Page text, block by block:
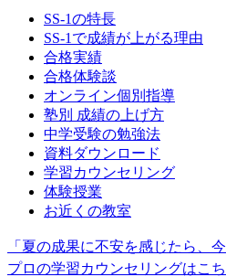
SS-1の特長
SS-1で成績が上がる理由
合格実績
合格体験談
オンライン個別指導
塾別 成績の上げ方
中学受験の勉強法
資料ダウンロード
学習カウンセリング
体験授業
お近くの教室
「夏の成果に不安を感じたら、
プロの学習カウンセリングはこ